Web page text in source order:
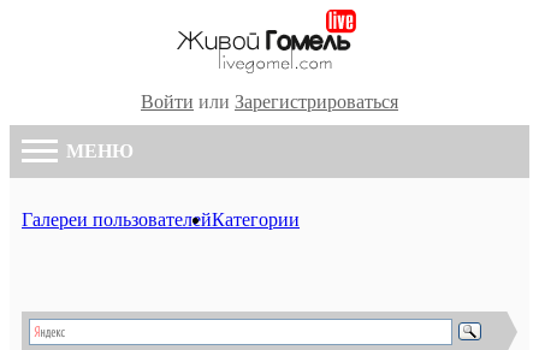
Войти или Зарегистрироваться
МЕНЮ
Галереи пользователейКатегории